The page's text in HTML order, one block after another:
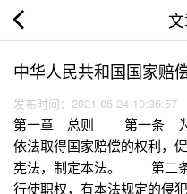
中华人民共和国国家赔
发布时间：2021-05-24 10:36:57
第一章 总则 第一条 为保
依法取得国家赔偿的权利，
宪法，制定本法。 第二
行使职权，有本法规定的侵